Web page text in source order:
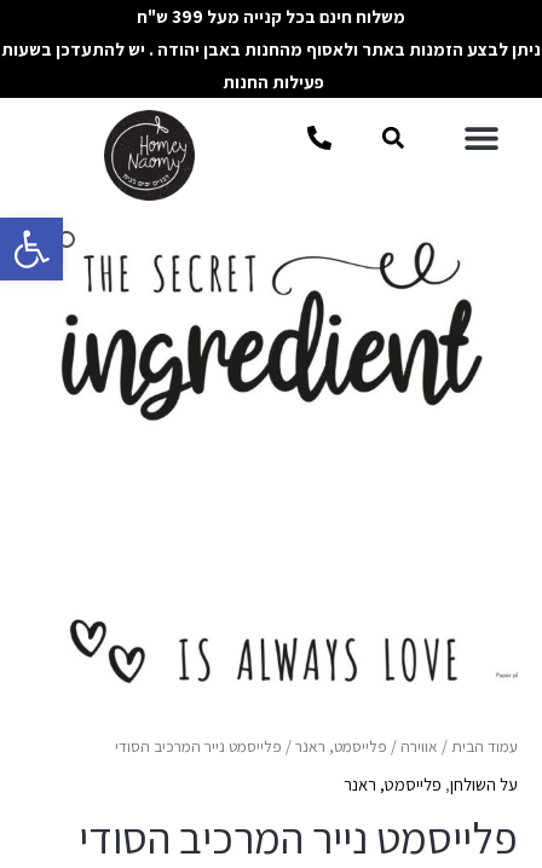
פתח
לתוכן
משלוח חינם בכל קנייה מעל 399 ש"ח
ניתן לבצע הזמנות באתר ולאסוף מהחנות באבן יהודה . יש להתעדכן בשעות
פעילות החנות
תפריטחיפוש
עמוד הבית/ אווירה / פלייסמט, ראנר/ פלייסמט נייר המרכיב הסודי
על השולחן, פלייסמט, ראנר
פלייסמט נייר המרכיב הסודי